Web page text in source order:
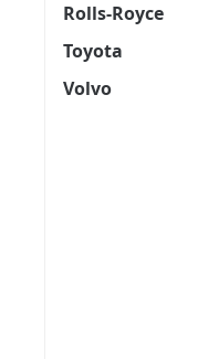
Rolls-Royce
Toyota
Volvo